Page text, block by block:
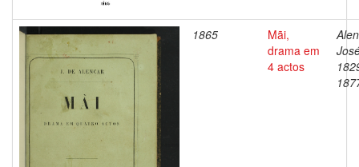
1865
Mãi,
drama em
4 actos